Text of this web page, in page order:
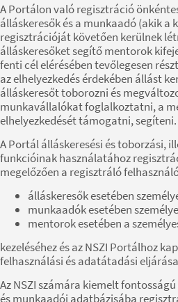
A Portálon való regisztráció
álláskeresők és a munkaadó (akik
regisztrációját követően kerülnek
álláskeresőket segítő mentorok
fenti cél elérésében tevőlegesen
az elhelyezkedés érdekében állást
álláskeresőt toborozni és
munkavállalókat foglalkoztatni, a
elhelyezkedését támogatni, segíteni.
A Portál álláskeresési és toborzási,
funkcióinak használatához
megelőzően a regisztráló
álláskeresők esetében
munkaadók esetében
mentorok esetében a
kezeléséhez és az NSZI Portálhoz
felhasználási és adatátadási
Az NSZI számára kiemelt
és munkaadói adatbázisába